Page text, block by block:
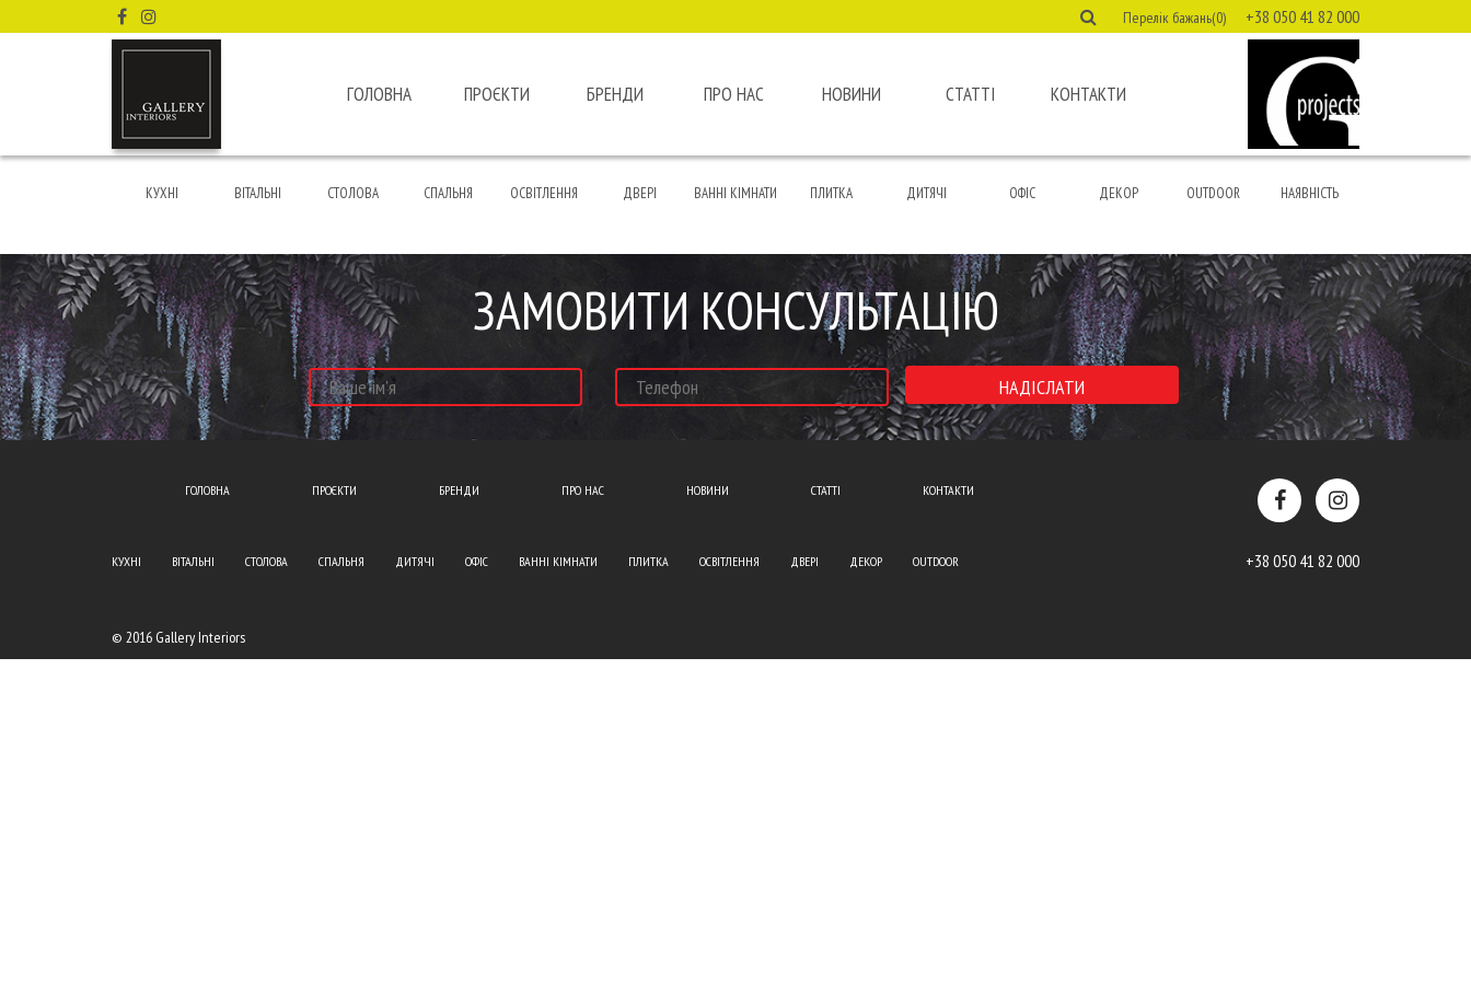
Перелік бажань(0) +38 050 41 82 000
ГОЛОВНА ПРОЄКТИ БРЕНДИ ПРО НАС НОВИНИ СТАТТІ КОНТАКТИ
КУХНІ ВІТАЛЬНІ СТОЛОВА СПАЛЬНЯ ОСВІТЛЕННЯ ДВЕРІ ВАННІ КІМНАТИ ПЛИТКА ДИТЯЧІ ОФІС ДЕКОР OUTDOOR НАЯВНІСТЬ
ЗАМОВИТИ КОНСУЛЬТАЦІЮ
ГОЛОВНА ПРОЄКТИ БРЕНДИ ПРО НАС НОВИНИ СТАТТІ КОНТАКТИ
КУХНІ ВІТАЛЬНІ СТОЛОВА СПАЛЬНЯ ДИТЯЧІ ОФІС ВАННІ КІМНАТИ ПЛИТКА ОСВІТЛЕННЯ ДВЕРІ ДЕКОР OUTDOOR +38 050 41 82 000
© 2016 Gallery Interiors